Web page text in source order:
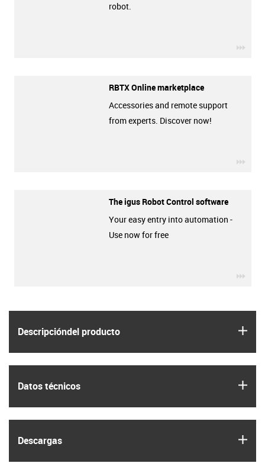
Descripción­del producto
Datos técnicos
Descargas
robot.
RBTX Online marketplace
Accessories and remote support
from experts. Discover now!
The igus Robot Control software
Your easy entry into automation -
Use now for free